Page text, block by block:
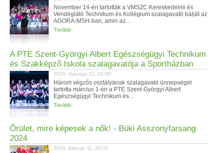
November 14-én tartották a VMSZC Kereskedelmi és
Vendéglátó Technikum és Kollégium szalagavató bálját az
AGORA-MSH-ban, amin az...
Tovább
A PTE Szent-Györgyi Albert Egészségügyi Technikum
és Szakképző Iskola szalagavatója a Sportházban
2024. március 02. 02:00
Három végzős osztályának szalagavató ünnepségét
tartotta március 1-én a PTE Szent-Györgyi Albert
Egészségügyi Technikum és...
Tovább
Őrület, mire képesek a nők! - Büki Asszonyfarsang
2024
2024. február 11. 20:00